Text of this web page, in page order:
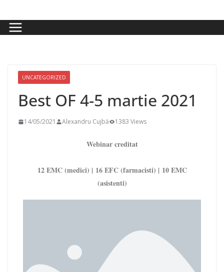
UNCATEGORIZED
Best OF 4-5 martie 2021
14/05/2021 Alexandru Cujbă 1383 Views
Webinar creditat
12 EMC (medici) | 16 EFC (farmacisti) | 10 EMC
(asistenti)